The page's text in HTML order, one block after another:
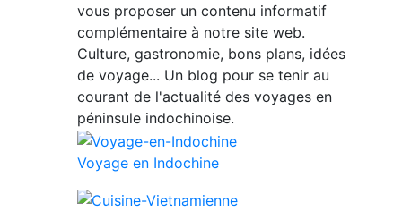
vous proposer un contenu informatif
complémentaire à notre site web.
Culture, gastronomie, bons plans, idées
de voyage... Un blog pour se tenir au
courant de l'actualité des voyages en
péninsule indochinoise.
Voyage en Indochine